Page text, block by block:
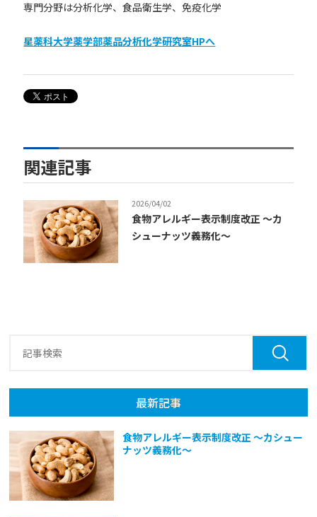
専門分野は分析化学、食品衛生学、免疫化学
星薬科大学薬学部薬品分析化学研究室HPへ
関連記事
2026/04/02
食物アレルギー表示制度改正 ～カ
シューナッツ義務化～
最新記事
食物アレルギー表示制度改正 ～カシュー
ナッツ義務化～